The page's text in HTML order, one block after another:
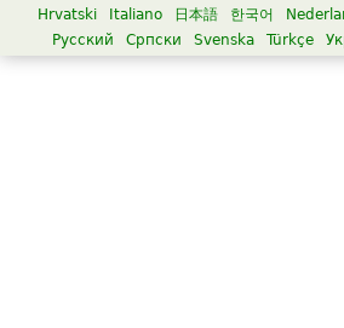
Hrvatski
Italiano 日本語 한국어
Русский
Српски Svenska Türkçe